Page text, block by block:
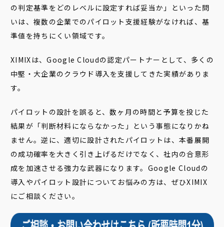
の判定基準をどのレベルに設定すれば妥当か」といった問
いは、複数の企業でのパイロット支援経験がなければ、基
準値を持ちにくい領域です。
XIMIXは、Google Cloudの認定パートナーとして、多くの
中堅・大企業のクラウド導入を支援してきた実績がありま
す。
パイロットの設計を誤ると、数ヶ月の時間と予算を投じた
結果が「判断材料にならなかった」という事態になりかね
ません。逆に、適切に設計されたパイロットは、本番展開
の成功確率を大きく引き上げるだけでなく、社内の合意形
成を加速させる強力な武器になります。Google Cloudの
導入やパイロット設計についてお悩みの方は、ぜひXIMIX
にご相談ください。